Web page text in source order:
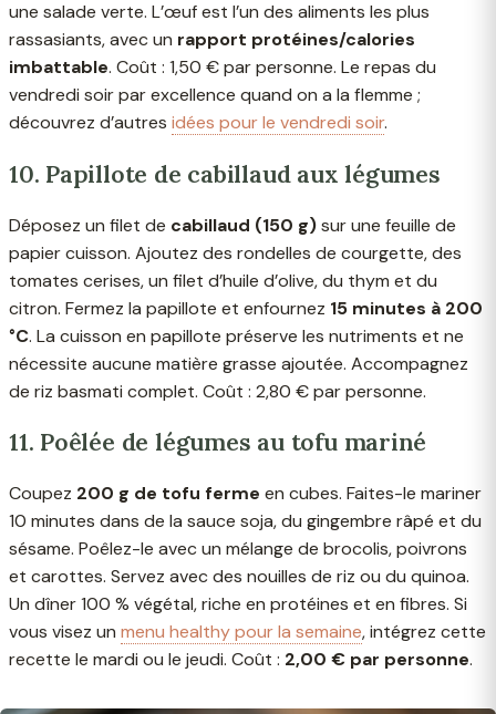
une salade verte. L’œuf est l’un des aliments les plus
rassasiants, avec un rapport protéines/calories
imbattable. Coût : 1,50 € par personne. Le repas du
vendredi soir par excellence quand on a la flemme ;
découvrez d’autres idées pour le vendredi soir.
10. Papillote de cabillaud aux légumes
Déposez un filet de cabillaud (150 g)sur une feuille de
papier cuisson. Ajoutez des rondelles de courgette, des
tomates cerises, un filet d’huile d’olive, du thym et du
citron. Fermez la papillote et enfournez 15 minutes à 200
°C. La cuisson en papillote préserve les nutriments et ne
nécessite aucune matière grasse ajoutée. Accompagnez
de riz basmati complet. Coût : 2,80 € par personne.
11. Poêlée de légumes au tofu mariné
Coupez 200 g de tofu ferme en cubes. Faites-le mariner
10 minutes dans de la sauce soja, du gingembre râpé et du
sésame. Poêlez-le avec un mélange de brocolis, poivrons
et carottes. Servez avec des nouilles de riz ou du quinoa.
Un dîner 100 % végétal, riche en protéines et en fibres. Si
vous visez un menu healthy pour la semaine, intégrez cette
recette le mardi ou le jeudi. Coût : 2,00 € par personne.